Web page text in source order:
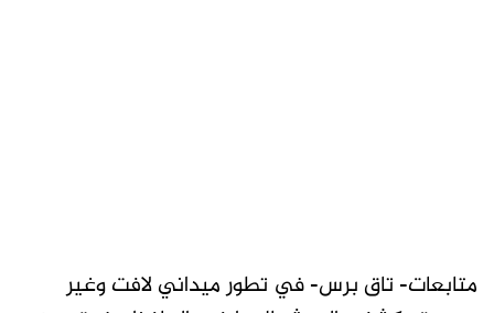
متابعات- تاق برس- في تطور ميداني لافت وغير